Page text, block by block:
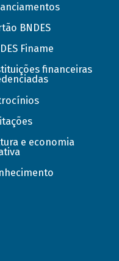
BNDES
Finame
financeiras
e economia